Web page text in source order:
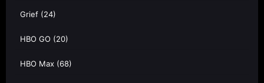
Grief (24)
HBO GO (20)
HBO Max (68)